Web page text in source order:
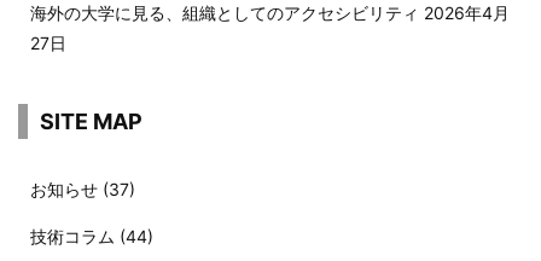
海外の大学に見る、組織としてのアクセシビリティ 2026年4月
27日
SITE MAP
お知らせ (37)
技術コラム (44)